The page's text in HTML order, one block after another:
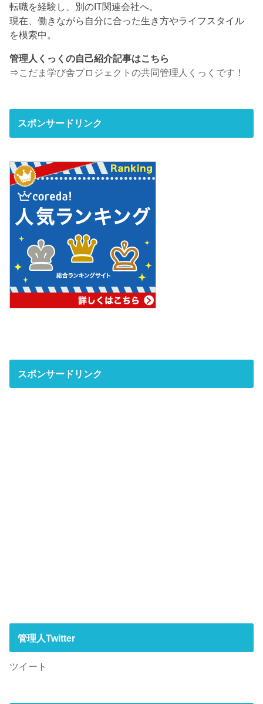
転職を経験し、別のIT関連会社へ。
現在、働きながら自分に合った生き方やライフスタイル
を模索中。
管理人くっくの自己紹介記事はこちら
⇒こだま学び舎プロジェクトの共同管理人くっくです！
スポンサードリンク
スポンサードリンク
管理人Twitter
ツイート